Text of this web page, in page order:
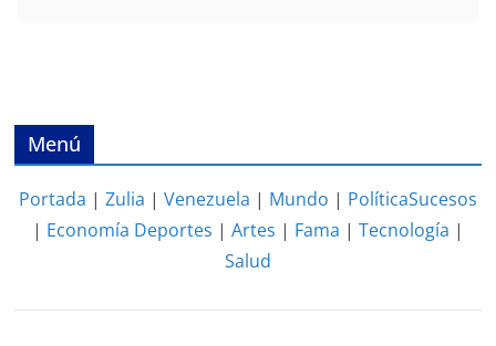
Menú
Portada | Zulia | Venezuela | Mundo | PolíticaSucesos
| Economía Deportes | Artes | Fama | Tecnología |
Salud